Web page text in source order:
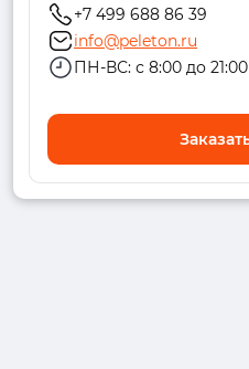
+7 499 688 86 39
info@peleton.ru
ПН-ВС: с 8:00 до 21:00